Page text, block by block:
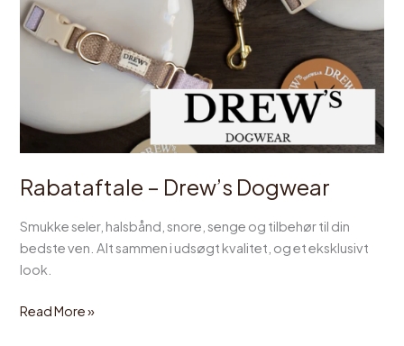
Rabataftale – Drew’s Dogwear
Smukke seler, halsbånd, snore, senge og tilbehør til din
bedste ven. Alt sammen i udsøgt kvalitet, og et eksklusivt
look.
Read More »